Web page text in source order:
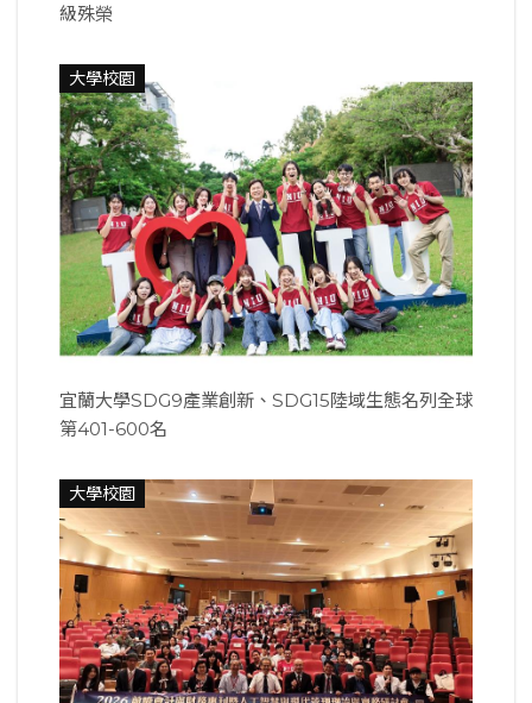
級殊榮
大學校園
宜蘭大學SDG9產業創新、SDG15陸域生態名列全球
第401-600名
大學校園